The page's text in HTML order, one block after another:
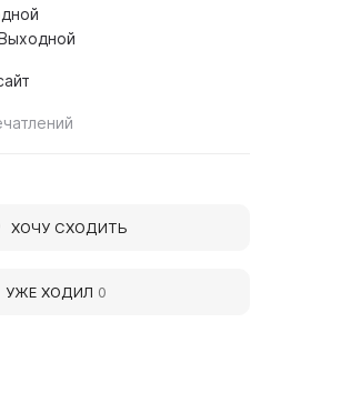
ХОЧУ СХОДИТЬ
УЖЕ ХОДИЛ 0